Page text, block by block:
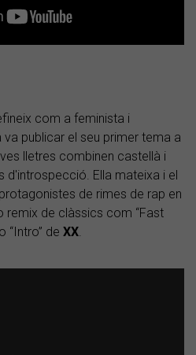
com a feminista i
publicar el seu primer tema a
lletres combinen castellà i
Ella mateixa i el
de rimes de rap en
remix de clàssics com “Fast
“Intro” de XX